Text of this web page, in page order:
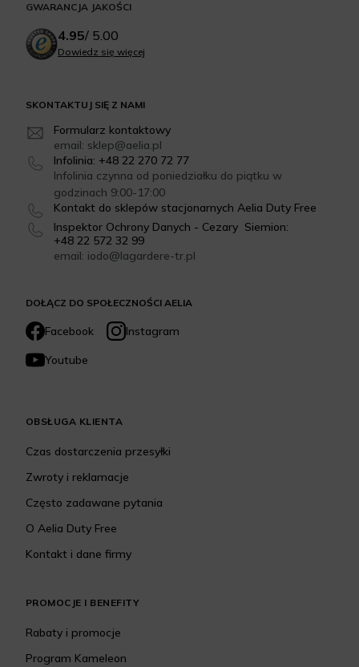
DOŁĄCZ DO SPOŁECZNOŚCI AELIA
Facebook
Instagram
Youtube
SKONTAKTUJ SIĘ Z NAMI
Formularz kontaktowy
email: sklep@aelia.pl
Infolinia: +48 22 270 72 77
Infolinia czynna od poniedziałku do piątku w
godzinach 9:00-17:00
Kontakt do sklepów stacjonarnych Aelia Duty Free
Inspektor Ochrony Danych - Cezary Siemion:
+48 22 572 32 99
email: iodo@lagardere-tr.pl
OBSŁUGA KLIENTA
Czas dostarczenia przesyłki
Zwroty i reklamacje
Często zadawane pytania
O Aelia Duty Free
Kontakt i dane firmy
PROMOCJE I BENEFITY
Rabaty i promocje
Program Kameleon
GWARANCJA JAKOŚCI
4.95/ 5.00
Dowiedz się więcej